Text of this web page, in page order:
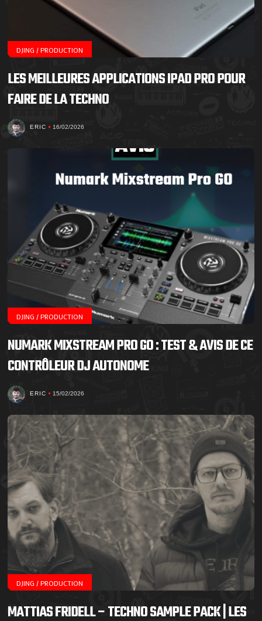
DJING / PRODUCTION
LES MEILLEURES APPLICATIONS IPAD PRO POUR
FAIRE DE LA TECHNO
ERIC 16/02/2026
DJING / PRODUCTION
NUMARK MIXSTREAM PRO GO : TEST & AVIS DE CE
CONTRÔLEUR DJ AUTONOME
ERIC 15/02/2026
DJING / PRODUCTION
MATTIAS FRIDELL – TECHNO SAMPLE PACK | LES